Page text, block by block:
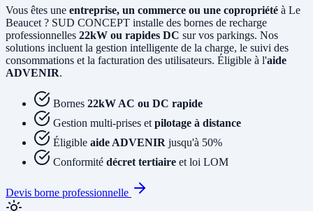
Vous êtes une entreprise, un commerce ou une copropriété à Le
Beaucet ? SUD CONCEPT installe des bornes de recharge
professionnelles 22kW ou rapides DC sur vos parkings. Nos
solutions incluent la gestion intelligente de la charge, le suivi des
consommations et la facturation des utilisateurs. Éligible à l'aide
ADVENIR.
Bornes 22kW AC ou DC rapide
Gestion multi-prises et pilotage à distance
Éligible aide ADVENIR jusqu'à 50%
Conformité décret tertiaire et loi LOM
Devis borne professionnelle